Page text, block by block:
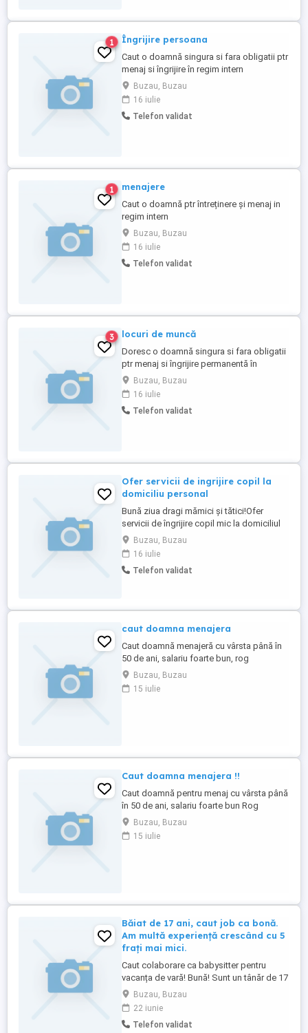
1 Îngrijire persoana
Caut o doamnă singura si fara obligatii ptr
menaj si îngrijire în regim intern
Buzau, Buzau
16 iulie
Telefon validat
1 menajere
Caut o doamnă ptr întreținere și menaj in
regim intern
Buzau, Buzau
16 iulie
Telefon validat
3 locuri de muncă
Doresc o doamnă singura si fara obligatii
ptr menaj si îngrijire permanentă în
schimbul cedării apartamentului cu acte
de moștenire
Buzau, Buzau
16 iulie
Telefon validat
Ofer servicii de ingrijire copil la
domiciliu personal
Bună ziua dragi mămici și tătici!Ofer
servicii de îngrijire copil mic la domiciliul
meu,la curte,din Buzău.Sunt o persoană
responsabilă,calmă ,curată,responsabilă
cu experiență(fostă bonă,am nepoți)Ofer
mediu sigur,curat,igienizat,adaptat pt
Buzau, Buzau
16 iulie
Telefon validat
caut doamna menajera
Caut doamnă menajeră cu vârsta până în
50 de ani, salariu foarte bun, rog
seriozitate
Buzau, Buzau
15 iulie
Caut doamna menajera !!
Caut doamnă pentru menaj cu vârsta până
în 50 de ani, salariu foarte bun Rog
seriozitate
Buzau, Buzau
15 iulie
Băiat de 17 ani, caut job ca bonă.
Am multă experiență crescând cu 5
frați mai mici.
Caut colaborare ca babysitter pentru
vacanța de vară! Bună! Sunt un tânăr de 17
ani și îmi ofer ajutorul părinților care au
nevoie de sprijin cu cei mici în această
vară. Având 5 frați mai mici acasă,
responsabilitatea, răbdarea și atenția la
Buzau, Buzau
22 iunie
Telefon validat